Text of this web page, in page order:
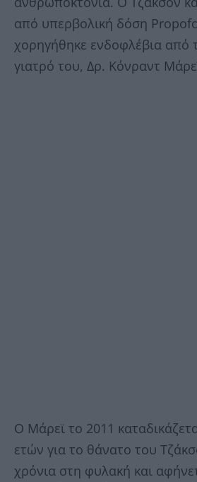
από υπερβολική δόση
χορηγήθηκε ενδοφλέβια από
γιατρό του, Δρ. Κόνραντ
Ο Μάρεϊ το 2011
ετών για το θάνατο του
χρόνια στη φυλακή και